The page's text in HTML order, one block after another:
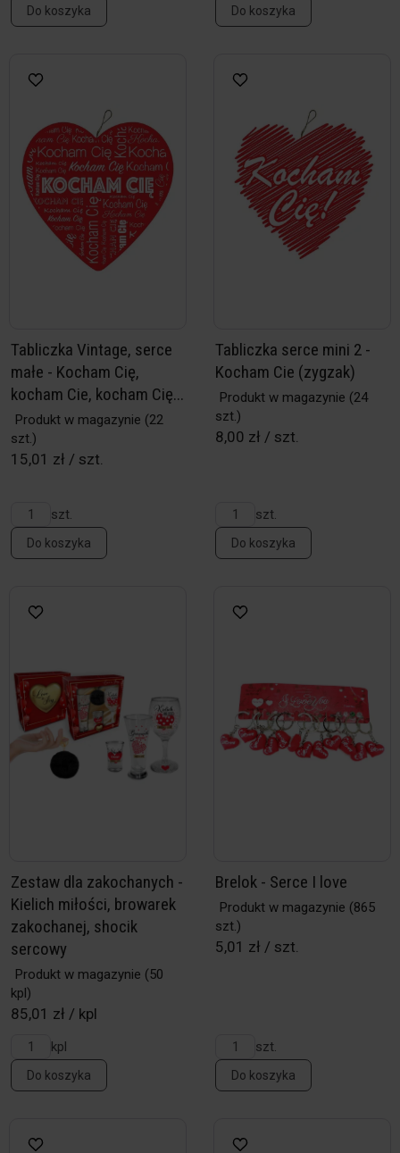
Do koszyka Do koszyka
Tabliczka Vintage, serce
małe - Kocham Cię,
kocham Cie, kocham Cię...
Produkt w magazynie (22
szt.)
15,01 zł / szt.
szt.
Do koszyka
Tabliczka serce mini 2 -
Kocham Cie (zygzak)
Produkt w magazynie (24
szt.)
8,00 zł / szt.
szt.
Do koszyka
Zestaw dla zakochanych -
Kielich miłości, browarek
zakochanej, shocik
sercowy
Produkt w magazynie (50
kpl)
85,01 zł / kpl
kpl
Do koszyka
Brelok - Serce I love
Produkt w magazynie (865
szt.)
5,01 zł / szt.
szt.
Do koszyka